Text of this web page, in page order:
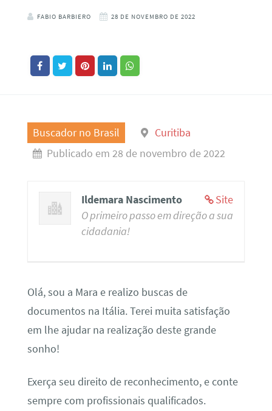
FABIO BARBIERO 28 DE NOVEMBRO DE 2022
Buscador no Brasil
Curitiba
Publicado em 28 de novembro de 2022
Site
Ildemara Nascimento
O primeiro passo em direção a sua
cidadania!
Olá, sou a Mara e realizo buscas de
documentos na Itália. Terei muita satisfação
em lhe ajudar na realização deste grande
sonho!
Exerça seu direito de reconhecimento, e conte
sempre com profissionais qualificados.